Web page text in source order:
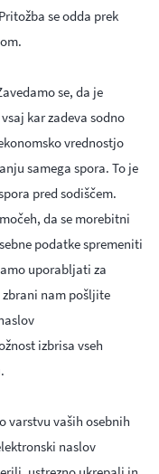
se odda prek
se, da je
kar zadeva sodno
vrednostjo
samega spora. To je
pred sodiščem.
da se morebitni
podatke spremeniti
uporabljati za
zbrani nam pošljite
izbrisa vseh
varstvu vaših osebnih
naslov